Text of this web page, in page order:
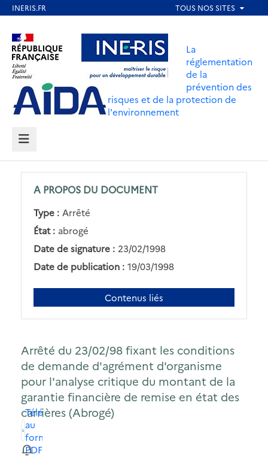
contenu
principal
Aller au contenu Aller au menu
Aller au pied de page
La
réglementation
de la
prévention des
risques et de la protection de
l'environnement
MENU
A PROPOS DU DOCUMENT
Type : Arrêté
État : abrogé
Date de signature : 23/02/1998
Date de publication : 19/03/1998
Contenus liés
Arrêté du 23/02/98 fixant les conditions
de demande d'agrément d'organisme
pour l'analyse critique du montant de la
garantie financière de remise en état des
carrières (Abrogé)
Télécharger
au
format
PDF